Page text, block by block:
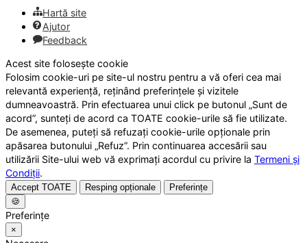
Hartă site
Ajutor
Feedback
Acest site folosește cookie
Folosim cookie-uri pe site-ul nostru pentru a vă oferi cea mai
relevantă experiență, reținând preferințele și vizitele
dumneavoastră. Prin efectuarea unui click pe butonul „Sunt de
acord”, sunteți de acord ca TOATE cookie-urile să fie utilizate.
De asemenea, puteți să refuzați cookie-urile opționale prin
apăsarea butonului „Refuz”. Prin continuarea accesării sau
utilizării Site-ului web vă exprimați acordul cu privire la Termeni și
Condiții.
Accept TOATE Resping opționale
Preferințe
🍪
Preferințe
×